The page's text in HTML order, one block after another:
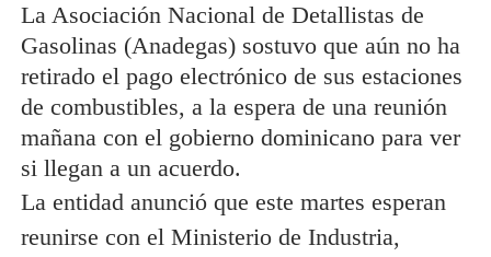
La Asociación Nacional de Detallistas de
Gasolinas (Anadegas) sostuvo que aún no ha
retirado el pago electrónico de sus estaciones
de combustibles, a la espera de una reunión
mañana con el gobierno dominicano para ver
si llegan a un acuerdo.
La entidad anunció que este martes esperan
reunirse con el Ministerio de Industria,